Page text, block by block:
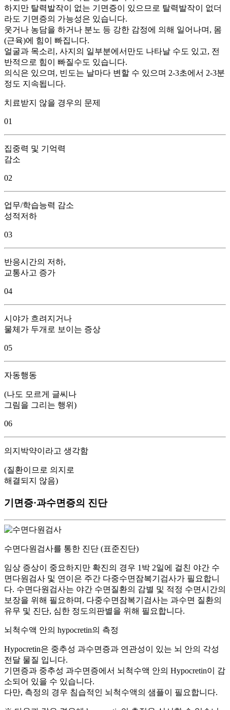
하지만 탈력발작이 없는 기면증이 있으므로 탈력발작이 없더
라도 기면증의 가능성은 있습니다.
웃거나 농담을 하거나 분노 등 강한 감정에 의해 일어나며, 몸
(근육)에 힘이 빠집니다.
얼굴과 목소리, 사지의 일부분에서만도 나타날 수도 있고, 전
반적으로 힘이 빠질수도 있습니다.
의식은 있으며, 빈도는 날마다 변할 수 있으며 2-3초에서 2-3분
정도 지속됩니다.
치료받지 않을 경우의 문제
01
집중력 및 기억력
감소
02
업무/학습능력 감소
성적저하
03
반응시간의 저하,
교통사고 증가
04
시야가 흐려지거나
물체가 두개로 보이는 증상
05
자동행동
(나도 모르게 글씨나
그림을 그리는 행위)
06
의지박약이라고 생각함
(질환이므로 의지로
해결되지 않음)
기면증·과수면증의 진단
수면다원검사를 통한 진단 (표준진단)
임상 증상이 중요하지만 확진의 경우 1박 2일에 걸친 야간 수
면다원검사 및 연이은 주간 다중수면잠복기검사가 필요합니
다. 수면다원검사는 야간 수면질환의 감별 및 적정 수면시간의
보장을 위해 필요하며, 다중수면잠복기검사는 과수면 질환의
유무 및 진단, 심한 정도의판별을 위해 필요합니다.
뇌척수액 안의 hypocretin의 측정
Hypocretin은 중추성 과수면증과 연관성이 있는 뇌 안의 각성
전달 물질 입니다.
기면증과 중추성 과수면증에서 뇌척수액 안의 Hypocretin이 감
소되어 있을 수 있습니다.
다만, 측정의 경우 침습적인 뇌척수액의 샘플이 필요합니다.